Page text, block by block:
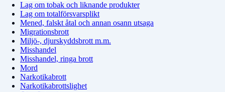
Lag om tobak och liknande produkter
Lag om totalförsvarsplikt
Mened, falskt åtal och annan osann utsaga
Migrationsbrott
Miljö-, djurskyddsbrott m.m.
Misshandel
Misshandel, ringa brott
Mord
Narkotikabrott
Narkotikabrottslighet